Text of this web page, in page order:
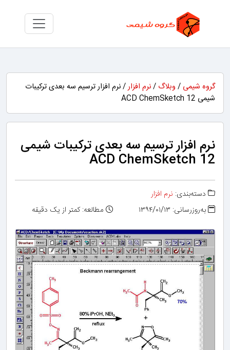
گروه شیمی / وبلاگ /نرم افزار/ نرم افزار ترسیم سه بعدی ترکیبات
شیمی ACD ChemSketch 12
نرم افزار ترسیم سه بعدی ترکیبات شیمی
ACD ChemSketch 12
دسته‌بندی: نرم افزار
به‌روزرسانی: ۱۳۹۴/۰۱/۱۳
مطالعه: کمتر از یک دقیقه